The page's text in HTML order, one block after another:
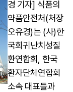
경 기자] 식품의
약품안전처(처장
오유경)는 (사)한
국희귀난치성질
환연합회, 한국
환자단체연합회
소속 대표들과